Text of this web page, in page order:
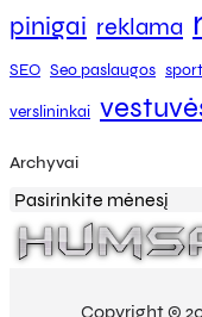
pinigai reklama
SEO Seo paslaugos
verslininkai
Archyvai
Copyright ©